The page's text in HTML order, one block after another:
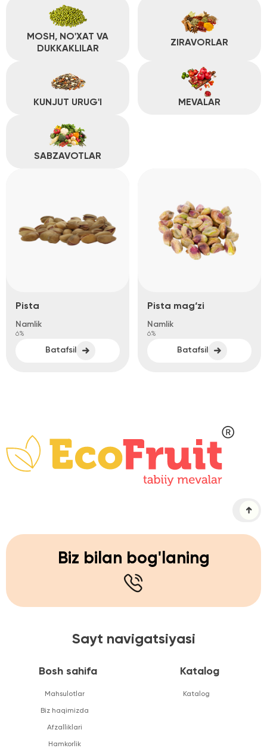
MOSH, NO'XAT VA
DUKKAKLILAR
ZIRAVORLAR
KUNJUT URUG'I MEVALAR
SABZAVOTLAR
Pista
Namlik
6%
Batafsil
Pista mag‘zi
Namlik
6%
Batafsil
Biz bilan bog'laning
Sayt navigatsiyasi
Bosh sahifa
Mahsulotlar
Biz haqimizda
Afzalliklari
Hamkorlik
Katalog
Katalog